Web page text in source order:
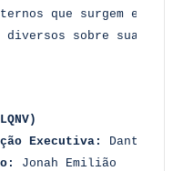
que surgem em
diversos sobre sua
Executiva:
Danton
Jonah Emilião